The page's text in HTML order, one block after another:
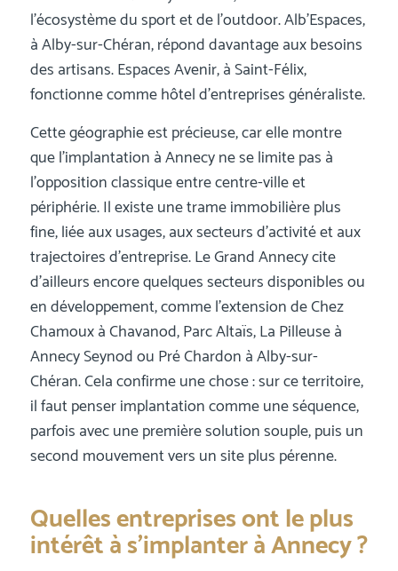
l’écosystème du sport et de l’outdoor. Alb’Espaces,
à Alby-sur-Chéran, répond davantage aux besoins
des artisans. Espaces Avenir, à Saint-Félix,
fonctionne comme hôtel d’entreprises généraliste.
Cette géographie est précieuse, car elle montre
que l’implantation à Annecy ne se limite pas à
l’opposition classique entre centre-ville et
périphérie. Il existe une trame immobilière plus
fine, liée aux usages, aux secteurs d’activité et aux
trajectoires d’entreprise. Le Grand Annecy cite
d’ailleurs encore quelques secteurs disponibles ou
en développement, comme l’extension de Chez
Chamoux à Chavanod, Parc Altaïs, La Pilleuse à
Annecy Seynod ou Pré Chardon à Alby-sur-
Chéran. Cela confirme une chose : sur ce territoire,
il faut penser implantation comme une séquence,
parfois avec une première solution souple, puis un
second mouvement vers un site plus pérenne.
Quelles entreprises ont le plus
intérêt à s’implanter à Annecy ?